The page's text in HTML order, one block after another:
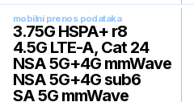
mobilni prenos podataka
3.75G HSPA+ r8
4.5G LTE-A, Cat 24
NSA 5G+4G mmWave
NSA 5G+4G sub6
SA 5G mmWave